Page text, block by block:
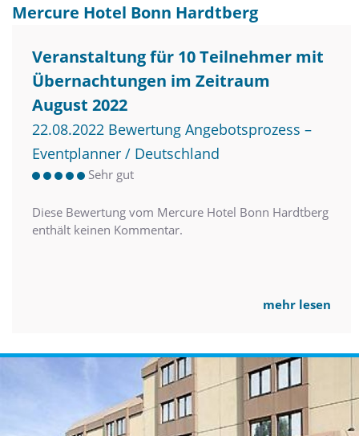
Mercure Hotel Bonn Hardtberg
Veranstaltung für 10 Teilnehmer mit
Übernachtungen im Zeitraum
August 2022
22.08.2022 Bewertung Angebotsprozess –
Eventplanner / Deutschland
Sehr gut
Diese Bewertung vom Mercure Hotel Bonn Hardtberg
enthält keinen Kommentar.
mehr lesen